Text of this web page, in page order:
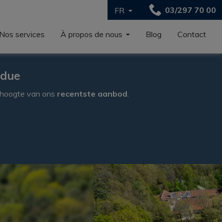
services À propos de nous Blog Contact
FR 03/297 70 00
van ons recentste aanbod.